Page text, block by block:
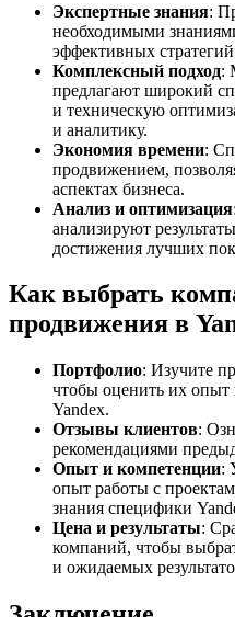
Экспертные знания:
необходимыми
эффективных
Комплексный подход:
предлагают широкий
и техническую
и аналитику.
Экономия времени:
продвижением,
аспектах бизнеса.
Анализ и оптимизация
анализируют
достижения лучших
Как выбрать
продвижения в
Портфолио: Изучите
чтобы оценить их
Yandex.
Отзывы клиентов:
рекомендациями
Опыт и компетенции:
опыт работы с
знания специфики
Цена и результаты:
компаний, чтобы
и ожидаемых